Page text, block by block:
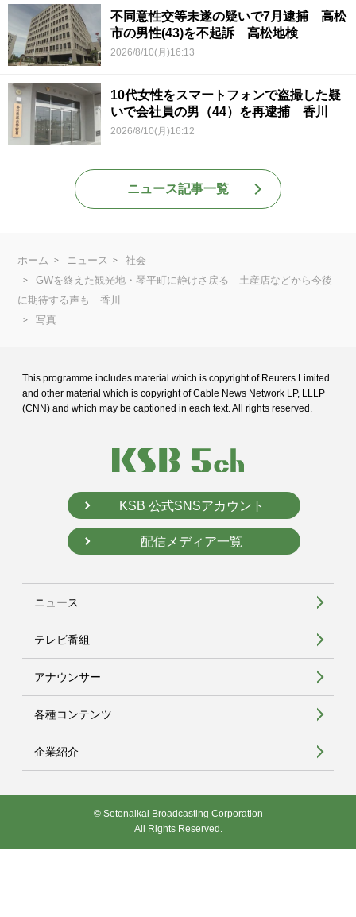
不同意性交等未遂の疑いで7月逮捕 高松
市の男性(43)を不起訴 高松地検
2026/8/10(月)16:13
10代女性をスマートフォンで盗撮した疑
いで会社員の男（44）を再逮捕 香川
2026/8/10(月)16:12
ニュース記事一覧
ホーム ニュース
社会
GWを終えた観光地・琴平町に静けさ戻る 土産店などから今後
に期待する声も 香川
写真
This programme includes material which is copyright of Reuters Limited
and other material which is copyright of Cable News Network LP, LLLP
(CNN) and which may be captioned in each text. All rights reserved.
KSB 公式SNSアカウント
配信メディア一覧
ニュース
テレビ番組
アナウンサー
各種コンテンツ
企業紹介
© Setonaikai Broadcasting Corporation
All Rights Reserved.